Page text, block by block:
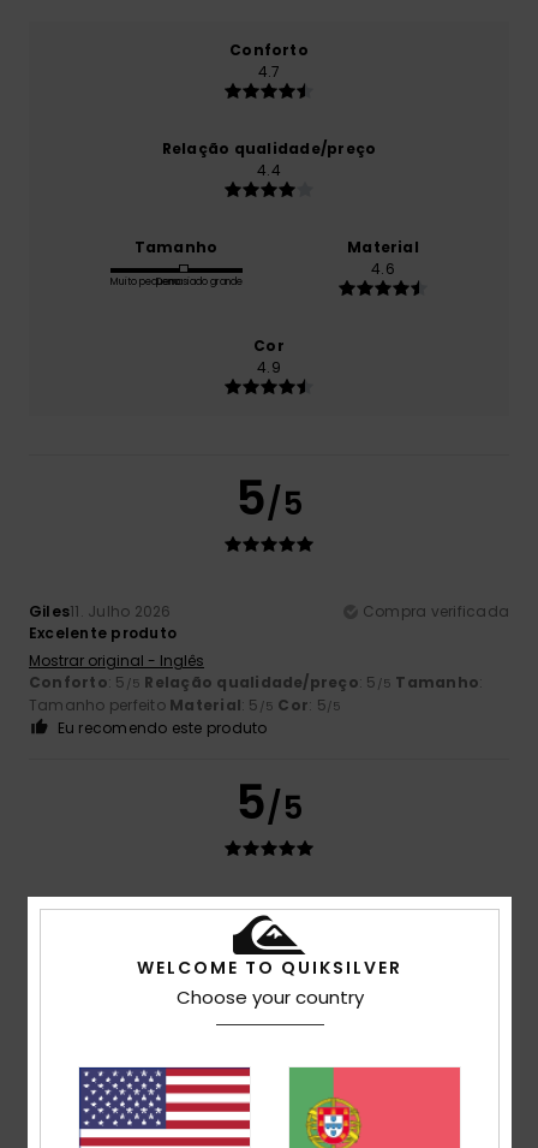
Conforto
4.7
Relação qualidade/preço
4.4
Tamanho
Muito pequenoDemasiado grande
Material
4.6
Cor
4.9
5/5
Giles11. Julho 2026
Compra verificada
Excelente produto
Mostrar original - Inglês
Conforto: 5 /5 Relação qualidade/preço: 5 /5 Tamanho:
Tamanho perfeito Material: 5 /5 Cor: 5/5
Eu recomendo este produto
5/5
Giles11. Julho 2026
Compra verificada
Excelente produto, melhor do que na foto
Mostrar original - Inglês
Relação qualidade/preço
Material: 5 Cor: 5
Eu recomendo este produto
5
WELCOME TO QUIKSILVER
Choose your country